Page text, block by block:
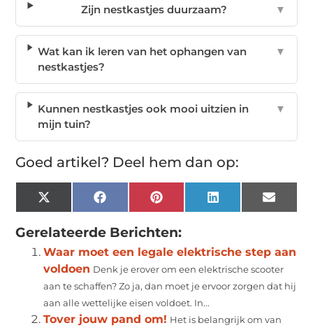
Zijn nestkastjes duurzaam? ▼
Wat kan ik leren van het ophangen van
nestkastjes?
▼
Kunnen nestkastjes ook mooi uitzien in
mijn tuin?
▼
Goed artikel? Deel hem dan op:
X
(Twitter)
Facebook Pinterest LinkedIn Email
Gerelateerde Berichten:
Waar moet een legale elektrische step aan
voldoen Denk je erover om een elektrische scooter
aan te schaffen? Zo ja, dan moet je ervoor zorgen dat hij
aan alle wettelijke eisen voldoet. In...
Tover jouw pand om! Het is belangrijk om van